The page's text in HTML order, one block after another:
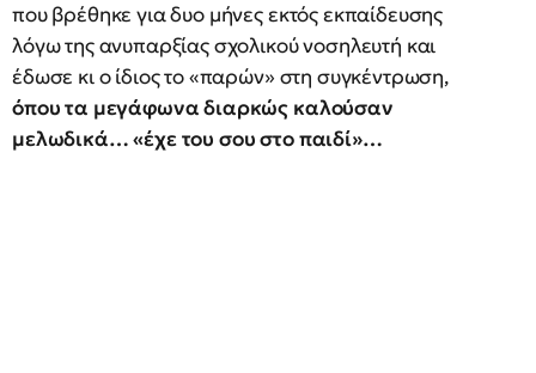
που βρέθηκε για δυο μήνες εκτός εκπαίδευσης
λόγω της ανυπαρξίας σχολικού νοσηλευτή και
έδωσε κι ο ίδιος το «παρών» στη συγκέντρωση,
όπου τα μεγάφωνα διαρκώς καλούσαν
μελωδικά… «έχε του σου στο παιδί»…